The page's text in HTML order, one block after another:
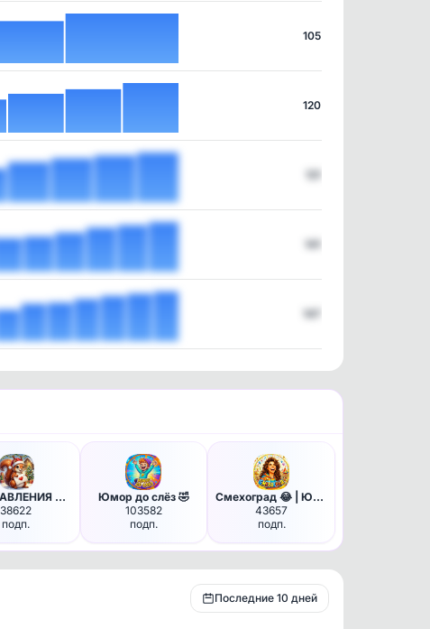
105
120
141
147
ПОЗДРАВЛЕНИЯ НА КАЖДЫЙ ДЕНЬ
38622
подп.
Юмор до слёз 🤣
103582
подп.
Смехоград 😂 | Юмор
43657
подп.
Последние 10 дней